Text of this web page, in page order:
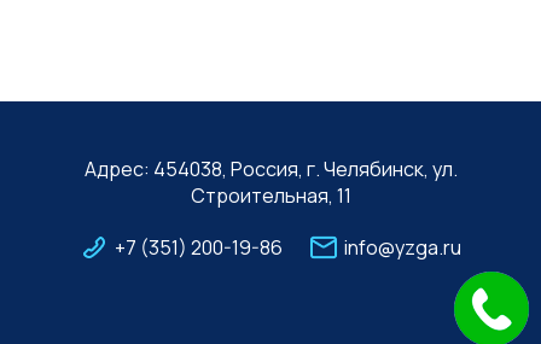
Адрес: 454038, Россия, г. Челябинск, ул.
Строительная, 11
+7 (351) 200-19-86
info@yzga.ru